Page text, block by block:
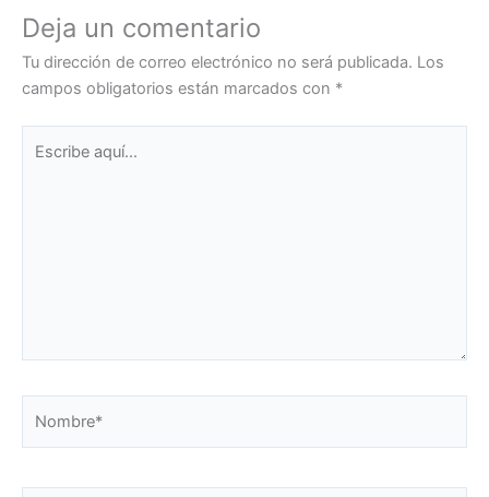
Deja un comentario
Tu dirección de correo electrónico no será publicada. Los
campos obligatorios están marcados con *
aquí...